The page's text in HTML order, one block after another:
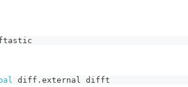
diff.external difft